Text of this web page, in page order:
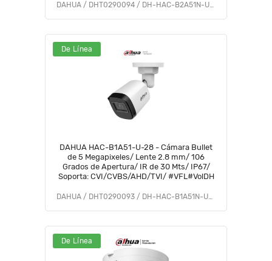
DAHUA / DHT0290094 / DH-HAC-B2A51N-U-0280B-S2
De Línea
DAHUA HAC-B1A51-U-28 - Cámara Bullet
de 5 Megapixeles/ Lente 2.8 mm/ 106
Grados de Apertura/ IR de 30 Mts/ IP67/
Soporta: CVI/CVBS/AHD/TVI/ #VFL#VolDH
DAHUA / DHT0290093 / DH-HAC-B1A51N-U-0280B
De Línea